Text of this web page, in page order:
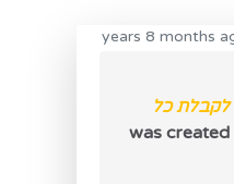
פונקציית JavaScript לקבלת כל
was created